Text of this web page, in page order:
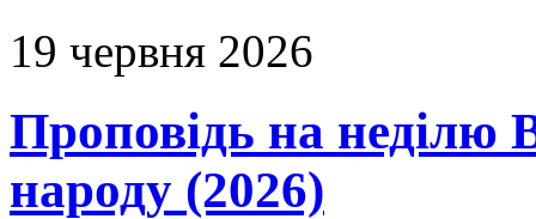
19 червня 2026
Проповідь на неділю
народу (2026)